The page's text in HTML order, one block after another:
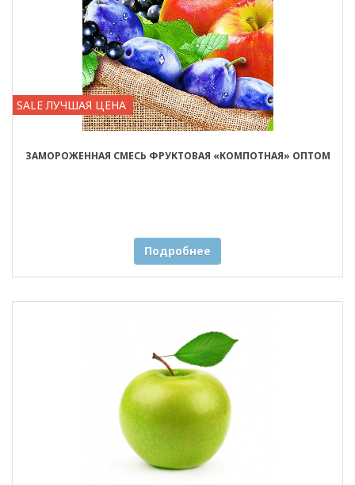
SALE ЛУЧШАЯ ЦЕНА
ЗАМОРОЖЕННАЯ СМЕСЬ ФРУКТОВАЯ «КОМПОТНАЯ» ОПТОМ
Подробнее